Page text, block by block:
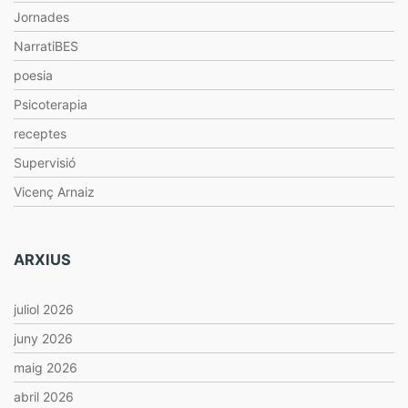
Jornades
NarratiBES
poesia
Psicoterapia
receptes
Supervisió
Vicenç Arnaiz
ARXIUS
juliol 2026
juny 2026
maig 2026
abril 2026